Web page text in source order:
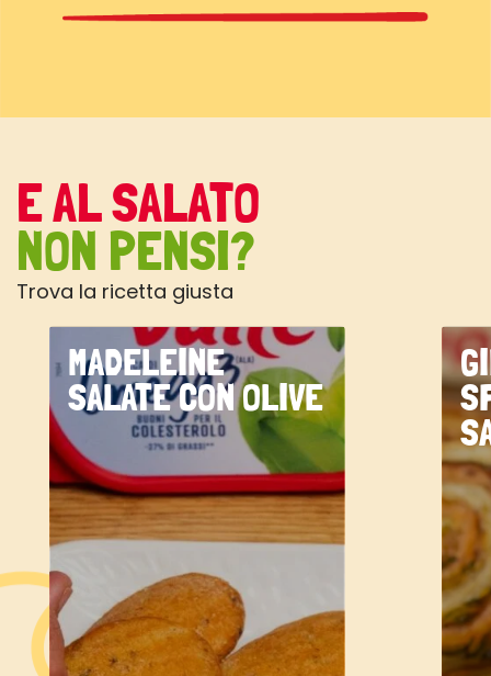
E AL SALATO
NON PENSI?
Trova la ricetta giusta
MADELEINE
SALATE CON OLIVE